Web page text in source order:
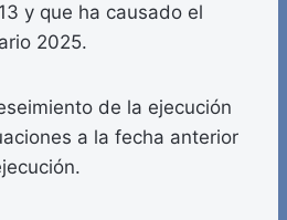
y que ha causado el
2025.
de la ejecución
a la fecha anterior